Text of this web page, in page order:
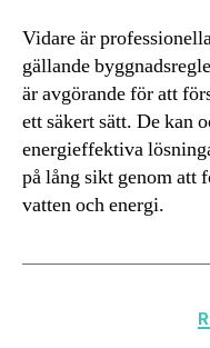
Vidare är
gällande
är avgörande för att
ett säkert sätt. De kan
energieffektiva
på lång sikt genom att
vatten och energi.